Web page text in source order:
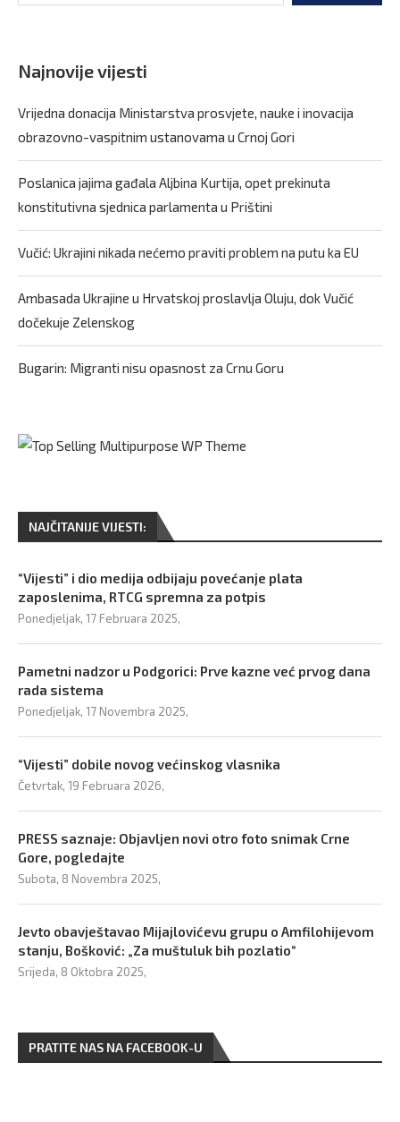
Najnovije vijesti
Vrijedna donacija Ministarstva prosvjete, nauke i inovacija
obrazovno-vaspitnim ustanovama u Crnoj Gori
Poslanica jajima gađala Aljbina Kurtija, opet prekinuta
konstitutivna sjednica parlamenta u Prištini
Vučić: Ukrajini nikada nećemo praviti problem na putu ka EU
Ambasada Ukrajine u Hrvatskoj proslavlja Oluju, dok Vučić
dočekuje Zelenskog
Bugarin: Migranti nisu opasnost za Crnu Goru
NAJČITANIJE VIJESTI:
“Vijesti” i dio medija odbijaju povećanje plata
zaposlenima, RTCG spremna za potpis
Ponedjeljak, 17 Februara 2025,
Pametni nadzor u Podgorici: Prve kazne već prvog dana
rada sistema
Ponedjeljak, 17 Novembra 2025,
“Vijesti” dobile novog većinskog vlasnika
Četvrtak, 19 Februara 2026,
PRESS saznaje: Objavljen novi otro foto snimak Crne
Gore, pogledajte
Subota, 8 Novembra 2025,
Jevto obavještavao Mijajlovićevu grupu o Amfilohijevom
stanju, Bošković: „Za muštuluk bih pozlatio“
Srijeda, 8 Oktobra 2025,
PRATITE NAS NA FACEBOOK-U